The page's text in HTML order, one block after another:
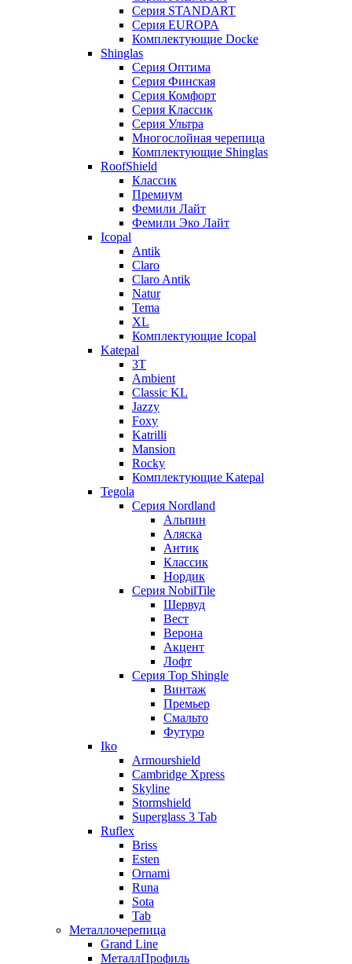
Серия STANDART
Серия EUROPA
Комплектующие Docke
Shinglas
Серия Оптима
Серия Финская
Серия Комфорт
Серия Классик
Серия Ультра
Многослойная черепица
Комплектующие Shinglas
RoofShield
Классик
Премиум
Фемили Лайт
Фемили Эко Лайт
Icopal
Antik
Claro
Claro Antik
Natur
Tema
XL
Комплектующие Icopal
Katepal
3T
Ambient
Classic KL
Jazzy
Foxy
Katrilli
Mansion
Rocky
Комплектующие Katepal
Tegola
Серия Nordland
Альпин
Аляска
Антик
Классик
Нордик
Серия NobilTile
Шервуд
Вест
Верона
Акцент
Лофт
Серия Top Shingle
Винтаж
Премьер
Смальто
Футуро
Iko
Armourshield
Cambridge Xpress
Skyline
Stormshield
Superglass 3 Tab
Ruflex
Briss
Esten
Ornami
Runa
Sota
Tab
Металлочерепица
Grand Line
МеталлПрофиль